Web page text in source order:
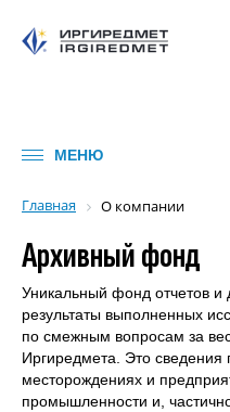
МЕНЮ
Главная О компании
Архивный фонд
Уникальный фонд отчетов и
результаты выполненных
по смежным вопросам за
Иргиредмета. Это сведения
месторождениях и
промышленности и,